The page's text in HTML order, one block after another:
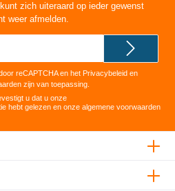
zich uiteraard op ieder gewenst
weer afmelden.
reCAPTCHA en het Privacybeleiden
zijn van toepassing.
u dat u onze
hebt gelezen en onzealgemene voorwaarden